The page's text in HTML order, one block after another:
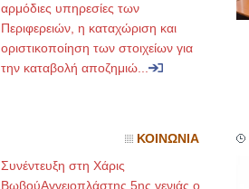
αρμόδιες υπηρεσίες των
Περιφερειών, η καταχώριση και
οριστικοποίηση των στοιχείων για
την καταβολή αποζημιώ...
ΚΟΙΝΩΝΙΑ
Συνέντευξη στη Χάρις
ΒωβούΑγγειοπλάστης 5ης γενιάς ο